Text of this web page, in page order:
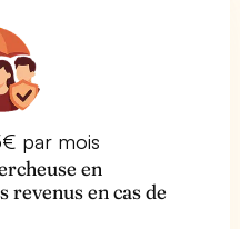
par mois
en
revenus en cas de